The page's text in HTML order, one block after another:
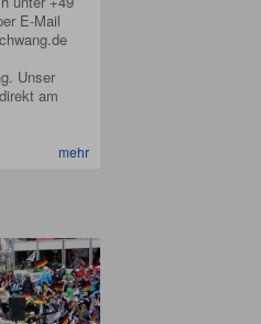
E-Mail
Unser
am
mehr